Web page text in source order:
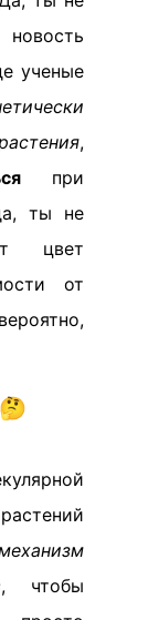
ученые
,
при
ты не
цвет
от
, чтобы